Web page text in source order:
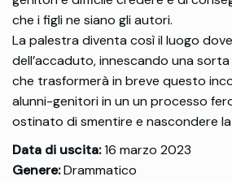
che i figli ne siano gli autori.
La palestra diventa così il luogo
dell’accaduto, innescando una
che trasformerà in breve questo
alunni-genitori in un un processo
ostinato di smentire e nascondere
Data di uscita:16 marzo 2023
Genere:Drammatico